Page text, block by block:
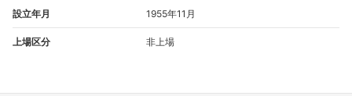
設立年月 1955年11月
上場区分 非上場